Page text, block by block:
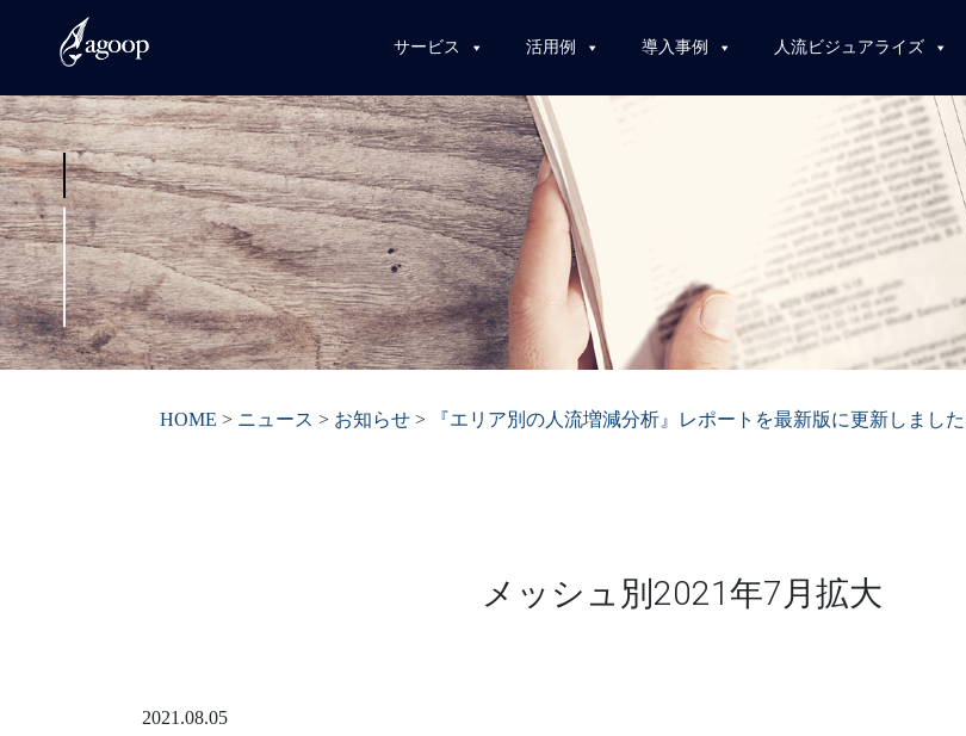
サービス 活用例 導入事例 人流ビジュアライズ
HOME > ニュース > お知らせ > 『エリア別の人流増減分析』レポートを最新版に更新しました
メッシュ別2021年7月拡大
2021.08.05